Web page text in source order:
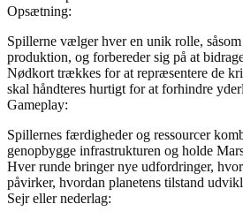
Opsætning:
Spillerne vælger hver en unik rolle,
produktion, og forbereder sig på at
Nødkort trækkes for at repræsentere de
skal håndteres hurtigt for at forhindre
Gameplay:
Spillernes færdigheder og ressourcer
genopbygge infrastrukturen og holde
Hver runde bringer nye udfordringer,
påvirker, hvordan planetens tilstand
Sejr eller nederlag: